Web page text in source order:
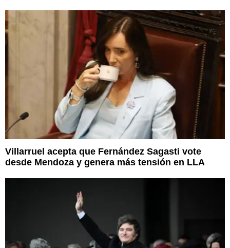
Villarruel acepta que Fernández Sagasti vote
desde Mendoza y genera más tensión en LLA